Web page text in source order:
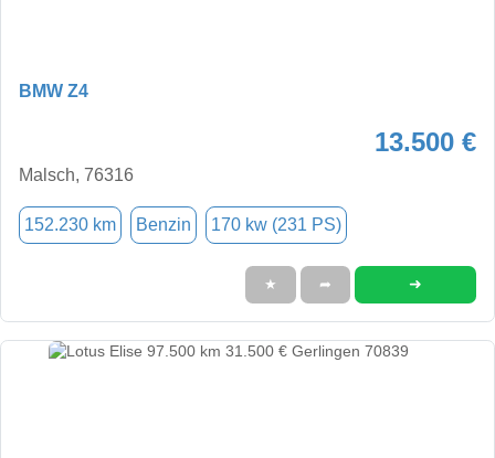
BMW Z4
13.500 €
Malsch, 76316
152.230 km Benzin 170 kw (231 PS)
★ ➦ ➜